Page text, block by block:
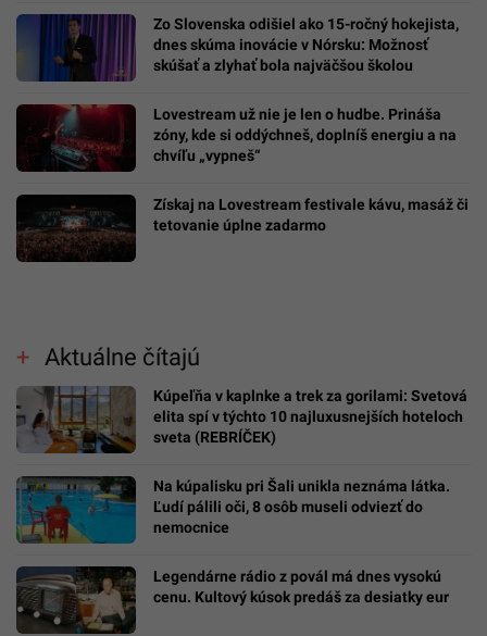
Zo Slovenska odišiel ako 15-ročný hokejista,
dnes skúma inovácie v Nórsku: Možnosť
skúšať a zlyhať bola najväčšou školou
Lovestream už nie je len o hudbe. Prináša
zóny, kde si oddýchneš, doplníš energiu a na
chvíľu „vypneš“
Získaj na Lovestream festivale kávu, masáž či
tetovanie úplne zadarmo
Aktuálne čítajú
Kúpeľňa v kaplnke a trek za gorilami: Svetová
elita spí v týchto 10 najluxusnejších hoteloch
sveta (REBRÍČEK)
Na kúpalisku pri Šali unikla neznáma látka.
Ľudí pálili oči, 8 osôb museli odviezť do
nemocnice
Legendárne rádio z povál má dnes vysokú
cenu. Kultový kúsok predáš za desiatky eur